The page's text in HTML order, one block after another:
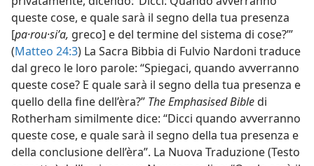
queste cose, e quale sarà il segno della tua presenza
[pa·rou·siʹa, greco] e del termine del sistema di cose?’”
(Matteo 24:3) La Sacra Bibbia di Fulvio Nardoni traduce
dal greco le loro parole: “Spiegaci, quando avverranno
queste cose? E quale sarà il segno della tua presenza e
quello della fine dell’èra?” The Emphasised Bibledi
Rotherham similmente dice: “Dicci quando avverranno
queste cose, e quale sarà il segno della tua presenza e
della conclusione dell’èra”. La Nuova Traduzione (Testo